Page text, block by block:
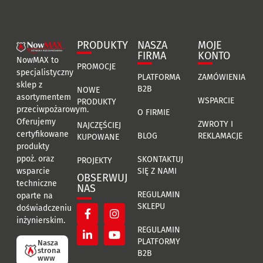
NowMAX to
specjalistyczny
sklep z
asortymentem
przeciwpożarowym.
Oferujemy
certyfikowane
produkty
ppoż. oraz
wsparcie
techniczne
oparte na
doświadczeniu
inżynierskim.
Nasza
strona
www
PRODUKTY
PROMOCJE
NOWE
PRODUKTY
NAJCZĘŚCIEJ
KUPOWANE
PROJEKTY
OBSERWUJ
NAS
NASZA
FIRMA
PLATFORMA
B2B
O FIRMIE
BLOG
SKONTAKTUJ
SIĘ Z NAMI
REGULAMIN
SKLEPU
REGULAMIN
PLATFORMY
B2B
MOJE
KONTO
ZAMÓWIENIA
WSPARCIE
ZWROTY I
REKLAMACJE